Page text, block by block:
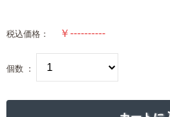
税込価格：
個数 ：